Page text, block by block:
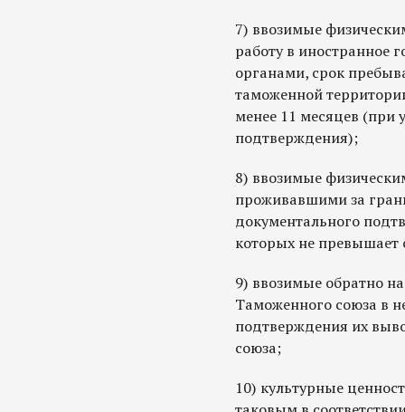
7) ввозимые
работу в иностранное
органами, срок
таможенной
менее 11 месяцев (при
подтверждения);
8) ввозимые
проживавшими за
документального
которых не превышает
9) ввозимые обратно
Таможенного союза в
подтверждения их
союза;
10) культурные